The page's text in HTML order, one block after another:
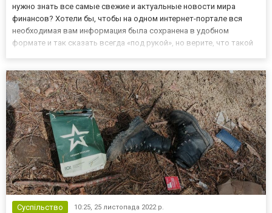
нужно знать все самые свежие и актуальные новости мира
финансов? Хотели бы, чтобы на одном интернет-портале вся
необходимая вам информация была сохранена в удобном
формате и так сказать всегда «под рукой», но верите, что такой
бизнеса и фин...
Суспільство 10:25, 25 листопада 2022 р.